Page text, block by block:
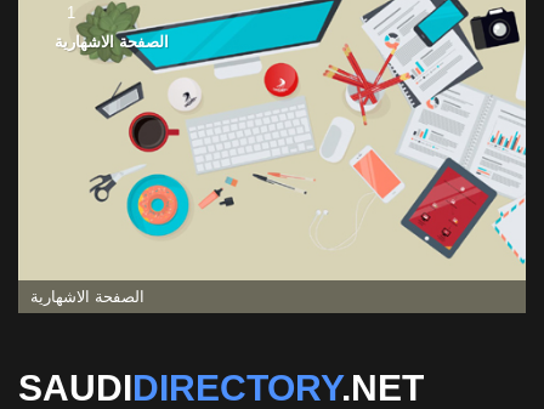
1
الصفحة الاشهارية
الصفحة الاشهارية
SAUDIDIRECTORY.NET